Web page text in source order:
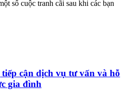
số cuộc tranh cãi sau khi các bạn
cận dịch vụ tư vấn và hỗ
gia đình